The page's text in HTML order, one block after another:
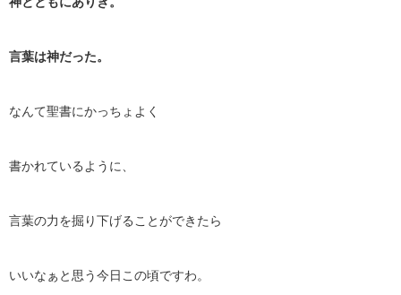
言葉は神だった。
なんて聖書にかっちょよく
書かれているように、
言葉の力を掘り下げることができたら
いいなぁと思う今日この頃ですわ。